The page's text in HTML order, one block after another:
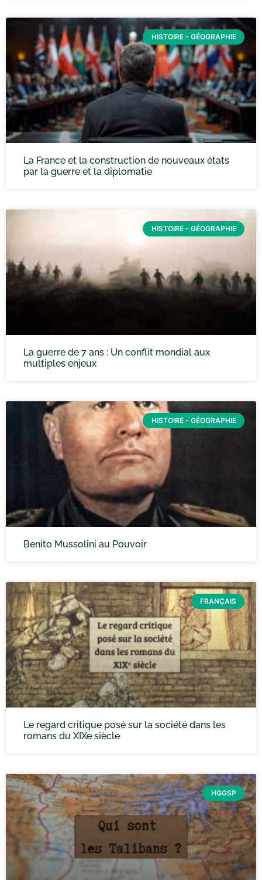
HISTOIRE - GÉOGRAPHIE
La France et la construction de nouveaux états
par la guerre et la diplomatie
HISTOIRE - GÉOGRAPHIE
La guerre de 7 ans : Un conflit mondial aux
multiples enjeux
HISTOIRE - GÉOGRAPHIE
Benito Mussolini au Pouvoir
FRANÇAIS
Le regard critique posé sur la société dans les
romans du XIXe siècle
HGGSP